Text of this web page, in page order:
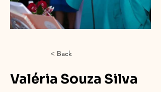
< Back
Valéria Souza Silva